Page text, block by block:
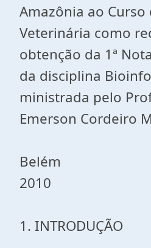
Amazônia ao Curso
Veterinária como
obtenção da 1ª
da disciplina
ministrada pelo
Emerson Cordeiro
Belém
2010
1. INTRODUÇÃO